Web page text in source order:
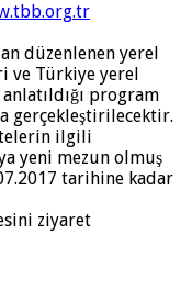
düzenlenen yerel
Türkiye yerel
program
gerçekleştirilecektir.
ilgili
yeni mezun olmuş
tarihine kadar
ziyaret